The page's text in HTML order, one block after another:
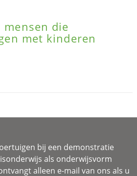
mensen die
met kinderen
bij een demonstratie
als onderwijsvorm
alleen e-mail van ons als u